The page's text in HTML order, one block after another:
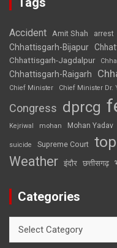
Accident Amit Shah arrest
Chhattisgarh-Bijapur
Chhattisgarh-Jagdalpur
Chhattisgarh-Raigarh
Chief Minister
Chief Minister Dr.
Congress dprcg
Kejriwal mohan Mohan Yadav
suicide Supreme Court
Weather इंदौर छत्तीसगढ़
Categories